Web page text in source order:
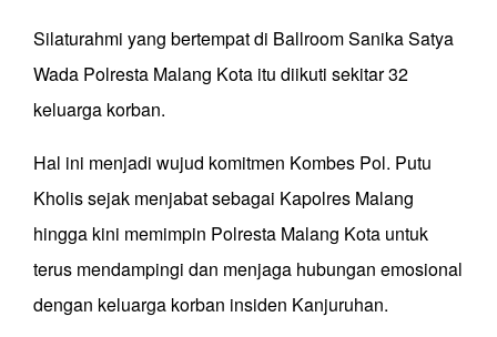
Silaturahmi yang bertempat di Ballroom Sanika Satya
Wada Polresta Malang Kota itu diikuti sekitar 32
keluarga korban.
Hal ini menjadi wujud komitmen Kombes Pol. Putu
Kholis sejak menjabat sebagai Kapolres Malang
hingga kini memimpin Polresta Malang Kota untuk
terus mendampingi dan menjaga hubungan emosional
dengan keluarga korban insiden Kanjuruhan.